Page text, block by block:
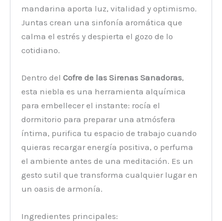
mandarina aporta luz, vitalidad y optimismo.
Juntas crean una sinfonía aromática que
calma el estrés y despierta el gozo de lo
cotidiano.
Dentro delCofre de las Sirenas Sanadoras,
esta niebla es una herramienta alquímica
para embellecer el instante: rocía el
dormitorio para preparar una atmósfera
íntima, purifica tu espacio de trabajo cuando
quieras recargar energía positiva, o perfuma
el ambiente antes de una meditación. Es un
gesto sutil que transforma cualquier lugar en
un oasis de armonía.
Ingredientes principales: